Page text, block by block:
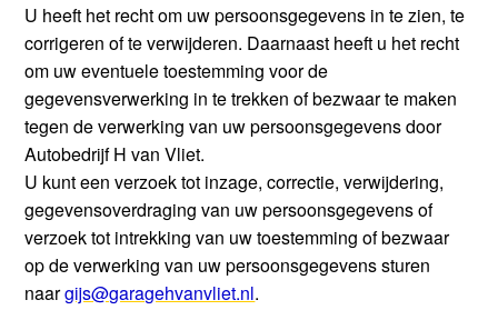
U heeft het recht om uw persoonsgegevens in te zien, te
corrigeren of te verwijderen. Daarnaast heeft u het recht
om uw eventuele toestemming voor de
gegevensverwerking in te trekken of bezwaar te maken
tegen de verwerking van uw persoonsgegevens door
Autobedrijf H van Vliet.
U kunt een verzoek tot inzage, correctie, verwijdering,
gegevensoverdraging van uw persoonsgegevens of
verzoek tot intrekking van uw toestemming of bezwaar
op de verwerking van uw persoonsgegevens sturen
naargijs@garagehvanvliet.nl.